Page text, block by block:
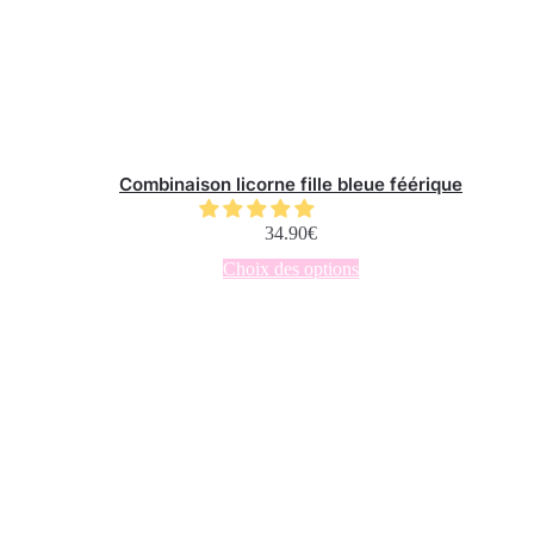
Combinaison licorne fille bleue féérique
34.90€
Choix des optionsCe